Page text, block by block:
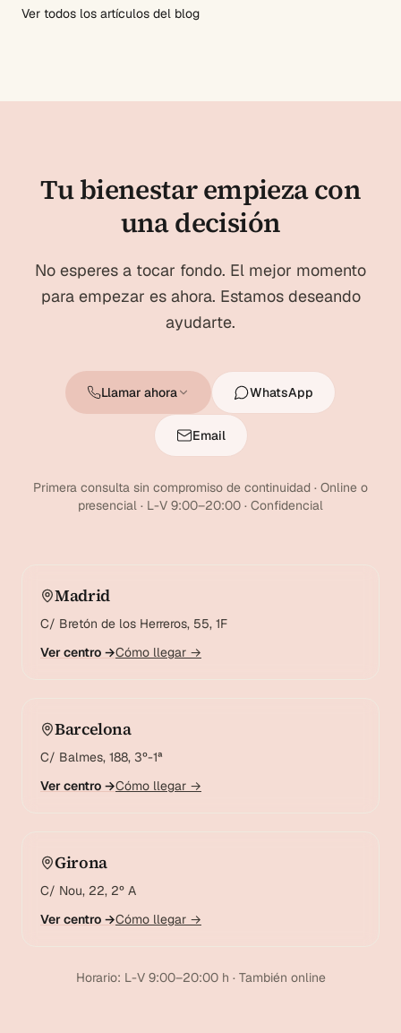
Ver todos los artículos del blog
Tu bienestar empieza con
una decisión
No esperes a tocar fondo. El mejor momento
para empezar es ahora. Estamos deseando
ayudarte.
Llamar ahora WhatsApp
Email
Primera consulta sin compromiso de continuidad · Online o
presencial · L-V 9:00–20:00 · Confidencial
Madrid
C/ Bretón de los Herreros, 55, 1F
Ver centro →Cómo llegar →
Barcelona
C/ Balmes, 188, 3º-1ª
Ver centro →Cómo llegar →
Girona
C/ Nou, 22, 2º A
Ver centro →Cómo llegar →
Horario: L-V 9:00–20:00 h · También online